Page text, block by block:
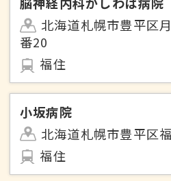
北海道札幌市豊平区
番20
福住
小坂病院
北海道札幌市豊平区
福住